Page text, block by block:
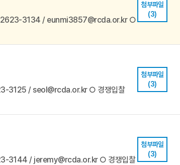
2623-3134 / eunmi3857@rcda.or.kr ○
첨부파일
(3)
3125 / seol@rcda.or.kr ○ 경쟁입찰
첨부파일
(3)
3144 / jeremy@rcda.or.kr ○ 경쟁입찰
첨부파일
(3)